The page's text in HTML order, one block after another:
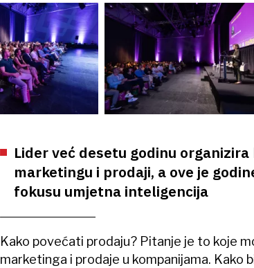
Lider već desetu godinu
marketingu i prodaji, a ove je
fokusu umjetna inteligencija
Kako povećati prodaju? Pitanje je to koje
marketinga i prodaje u kompanijama. Kako